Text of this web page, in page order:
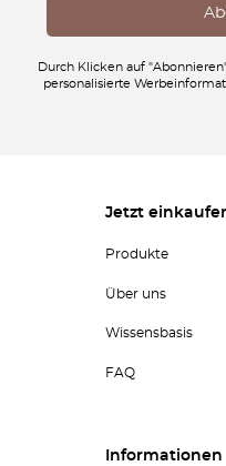
Durch Klicken auf
personalisierte
Jetzt
Produkte
Über uns
Wissensbasis
FAQ
Informationen